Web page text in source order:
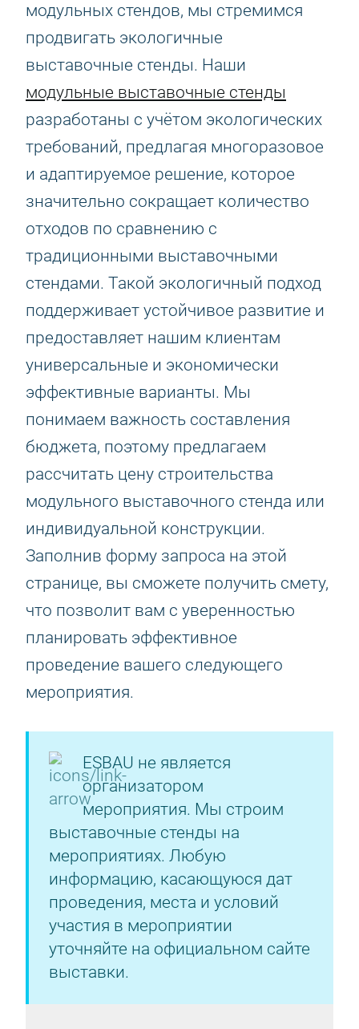
модульных стендов, мы стремимся
продвигать экологичные
выставочные стенды. Наши
модульные выставочные стенды
разработаны с учётом экологических
требований, предлагая многоразовое
и адаптируемое решение, которое
значительно сокращает количество
отходов по сравнению с
традиционными выставочными
стендами. Такой экологичный подход
поддерживает устойчивое развитие и
предоставляет нашим клиентам
универсальные и экономически
эффективные варианты. Мы
понимаем важность составления
бюджета, поэтому предлагаем
рассчитать цену строительства
модульного выставочного стенда или
индивидуальной конструкции.
Заполнив форму запроса на этой
странице, вы сможете получить смету,
что позволит вам с уверенностью
планировать эффективное
проведение вашего следующего
мероприятия.
ESBAU не является
организатором
мероприятия. Мы строим
выставочные стенды на
мероприятиях. Любую
информацию, касающуюся дат
проведения, места и условий
участия в мероприятии
уточняйте на официальном сайте
выставки.